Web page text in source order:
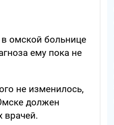
омской больнице
ему пока не
не изменилось,
должен
врачей.